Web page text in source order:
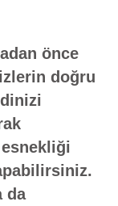
önce
doğru
esnekliği
da